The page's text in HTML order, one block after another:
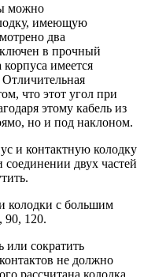
можно
имеющую
два
в прочный
имеется
Отличительная
что этот угол при
этому кабель из
но и под наклоном.
и контактную колодку
двух частей
колодки с большим
90, 120.
сократить
не должно
рассчитана колодка.